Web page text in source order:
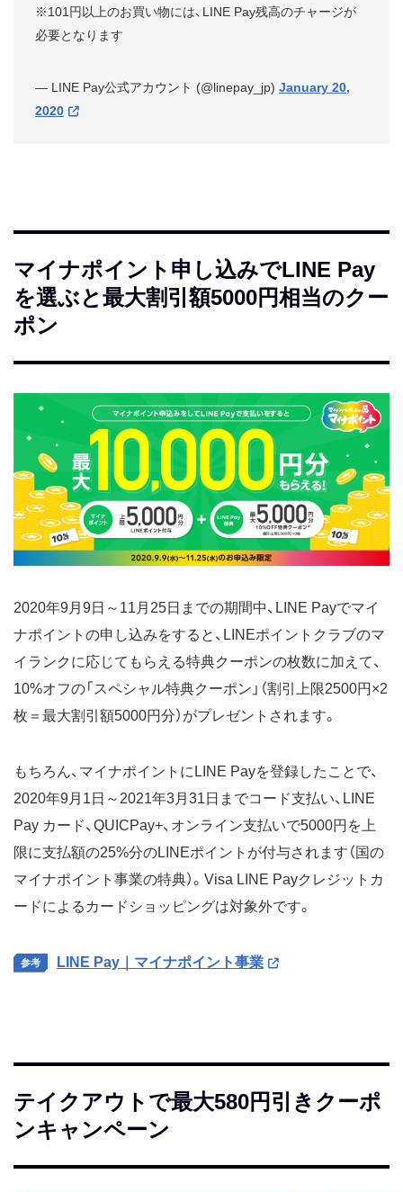
※101円以上のお買い物には、LINE Pay残高のチャージが
必要となります
— LINE Pay公式アカウント (@linepay_jp) January 20,
2020
マイナポイント申し込みでLINE Pay
を選ぶと最大割引額5000円相当のクー
ポン
2020年9月9日～11月25日までの期間中、LINE Payでマイ
ナポイントの申し込みをすると、LINEポイントクラブのマ
イランクに応じてもらえる特典クーポンの枚数に加えて、
10%オフの「スペシャル特典クーポン」（割引上限2500円×2
枚＝最大割引額5000円分）がプレゼントされます。
もちろん、マイナポイントにLINE Payを登録したことで、
2020年9月1日～2021年3月31日までコード支払い、LINE
Pay カード、QUICPay+、オンライン支払いで5000円を上
限に支払額の25%分のLINEポイントが付与されます（国の
マイナポイント事業の特典）。Visa LINE Payクレジットカ
ードによるカードショッピングは対象外です。
LINE Pay｜マイナポイント事業
テイクアウトで最大580円引きクーポ
ンキャンペーン